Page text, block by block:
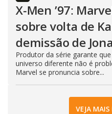
X-Men ’97:
sobre volta de
demissão de
Produtor da série garante
universo diferente não é
Marvel se pronuncia sobre...
VEJA